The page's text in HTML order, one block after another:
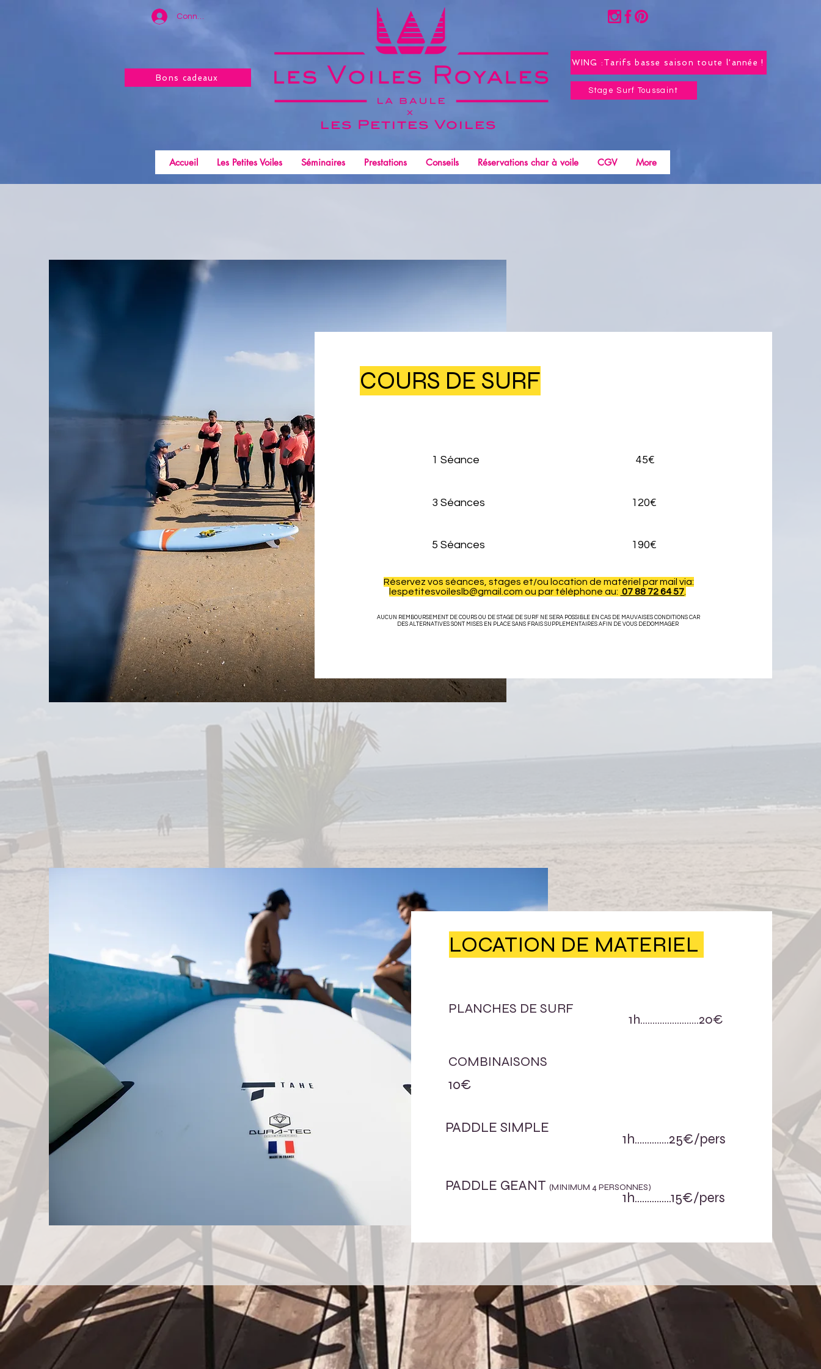
Connexion
Bons cadeaux
x
les Petites Voiles
WING :Tarifs basse saison toute l'année !
Stage Surf Toussaint
Accueil Les Petites Voiles Séminaires Prestations Conseils Réservations char à voile CGV More
COURS DE SURF
1 Séance ​ 45€
3 Séances 120€
5 Séances 190€
Réservez vos séances, stages et/ou location de matériel par mail via:
lespetitesvoileslb@gmail.com ou par téléphone au: 07 88 72 64 57
AUCUN REMBOURSEMENT DE COURS OU DE STAGE DE SURF NE SERA POSSIBLE EN CAS DE MAUVAISES CONDITIONS CAR
DES ALTERNATIVES SONT MISES EN PLACE SANS FRAIS SUPPLEMENTAIRES AFIN DE VOUS DEDOMMAGER
LOCATION DE MATERIEL
PLANCHES DE SURF
1h........................20€
COMBINAISONS
10€
PADDLE SIMPLE
1h..............25€/pers
PADDLE GEANT(MINIMUM 4 PERSONNES)
1h...............15€/pers